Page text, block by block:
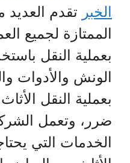
الخبر تقدم
الممتازة لجميع
بعملية النقل
الونش والأدوات
بعملية النقل
ضرر، وتعمل
الخدمات التي